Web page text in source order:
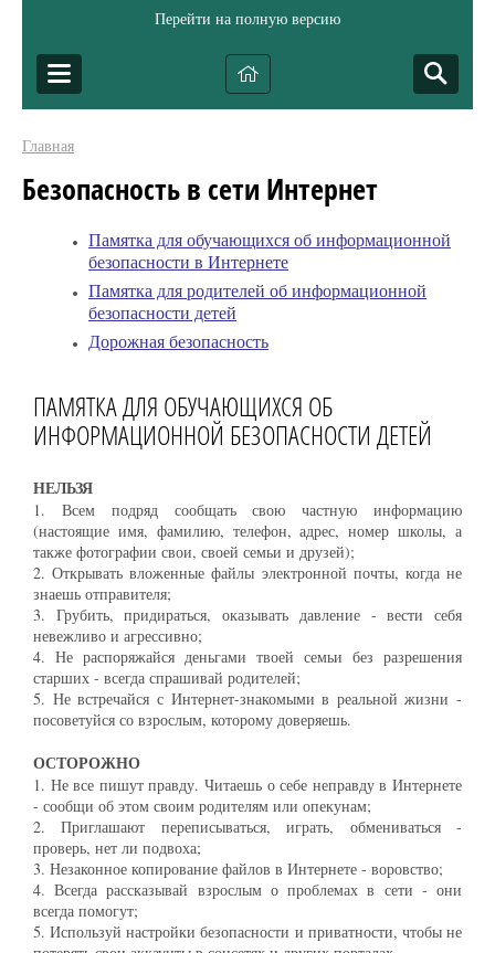
Перейти на полную версию
Главная
Безопасность в сети Интернет
Памятка для обучающихся об информационной
безопасности в Интернете
Памятка для родителей об информационной
безопасности детей
Дорожная безопасность
ПАМЯТКА ДЛЯ ОБУЧАЮЩИХСЯ ОБ
ИНФОРМАЦИОННОЙ БЕЗОПАСНОСТИ ДЕТЕЙ
НЕЛЬЗЯ
1. Всем подряд сообщать свою частную информацию
(настоящие имя, фамилию, телефон, адрес, номер школы, а
также фотографии свои, своей семьи и друзей);
2. Открывать вложенные файлы электронной почты, когда не
знаешь отправителя;
3. Грубить, придираться, оказывать давление - вести себя
невежливо и агрессивно;
4. Не распоряжайся деньгами твоей семьи без разрешения
старших - всегда спрашивай родителей;
5. Не встречайся с Интернет-знакомыми в реальной жизни -
посоветуйся со взрослым, которому доверяешь.
ОСТОРОЖНО
1. Не все пишут правду. Читаешь о себе неправду в Интернете
- сообщи об этом своим родителям или опекунам;
2. Приглашают переписываться, играть, обмениваться -
проверь, нет ли подвоха;
3. Незаконное копирование файлов в Интернете - воровство;
4. Всегда рассказывай взрослым о проблемах в сети - они
всегда помогут;
5. Используй настройки безопасности и приватности, чтобы не